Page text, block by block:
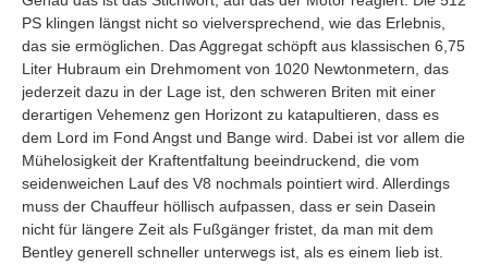
PS klingen längst nicht so vielversprechend, wie das Erlebnis,
das sie ermöglichen. Das Aggregat schöpft aus klassischen 6,75
Liter Hubraum ein Drehmoment von 1020 Newtonmetern, das
jederzeit dazu in der Lage ist, den schweren Briten mit einer
derartigen Vehemenz gen Horizont zu katapultieren, dass es
dem Lord im Fond Angst und Bange wird. Dabei ist vor allem die
Mühelosigkeit der Kraftentfaltung beeindruckend, die vom
seidenweichen Lauf des V8 nochmals pointiert wird. Allerdings
muss der Chauffeur höllisch aufpassen, dass er sein Dasein
nicht für längere Zeit als Fußgänger fristet, da man mit dem
Bentley generell schneller unterwegs ist, als es einem lieb ist.